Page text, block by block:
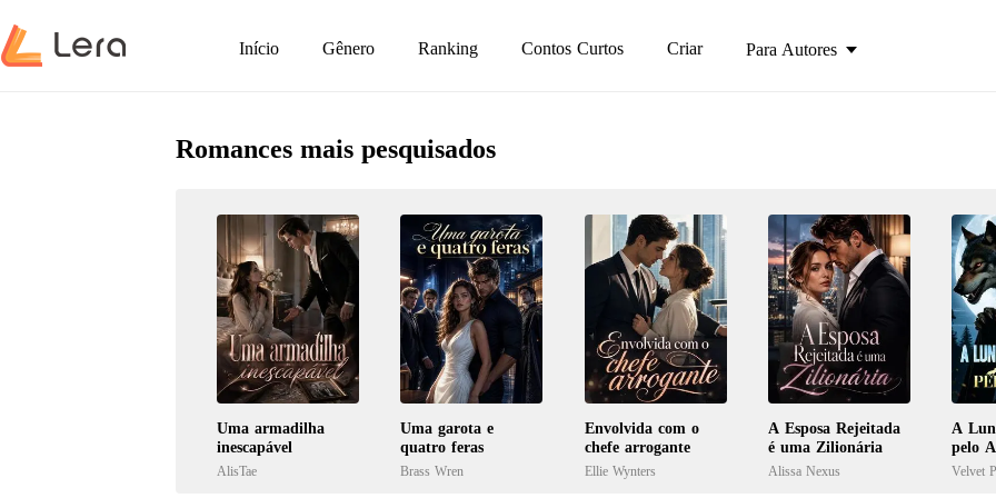
Início Gênero Ranking Contos Curtos Criar Para Autores
Romances mais pesquisados
Uma armadilha
inescapável
AlisTae
Uma garota e
quatro feras
Brass Wren
Envolvida com o
chefe arrogante
Ellie Wynters
A Esposa Rejeitada
é uma Zilionária
Alissa Nexus
A
pelo
Velvet